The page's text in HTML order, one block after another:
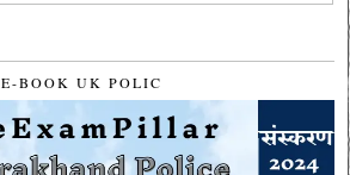
E-BOOK UK POLIC